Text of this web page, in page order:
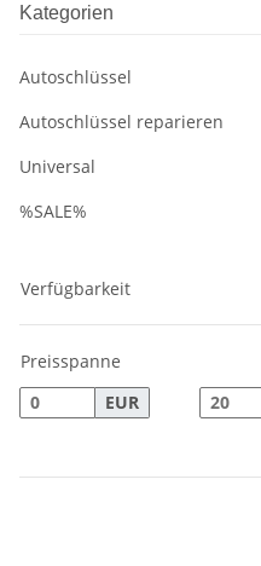
Kategorien
Autoschlüssel
Autoschlüssel reparieren
Universal
%SALE%
Verfügbarkeit
Preisspanne
EUR